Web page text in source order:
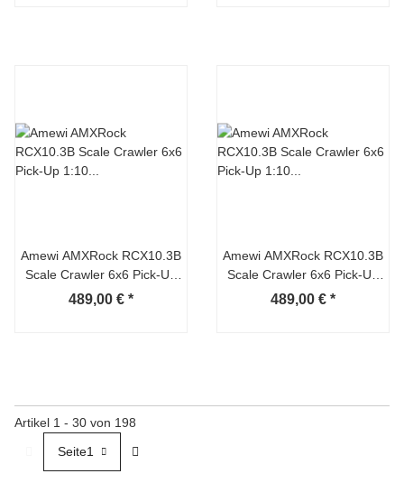
Amewi AMXRock RCX10.3B
Scale Crawler 6x6 Pick-Up
1:10 ARTR grau
489,00 € *
Amewi AMXRock RCX10.3B
Scale Crawler 6x6 Pick-Up
1:10 ARTR schwarz
489,00 € *
Artikel 1 - 30 von 198
Seite1